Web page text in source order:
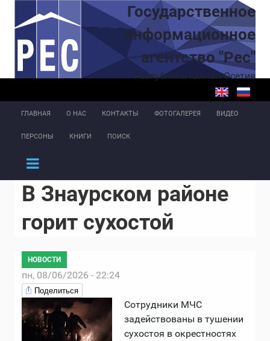
Перейти к основному содержаниюГосударственное
информационное
агентство "Рес"
Республика Южная Осетия
ГЛАВНАЯ О НАС КОНТАКТЫ ФОТОГАЛЕРЕЯ ВИДЕО
ПЕРСОНЫ КНИГИ ПОИСК
В Знаурском районе
горит сухостой
НОВОСТИ
пн, 08/06/2026 - 22:24
Поделиться
Сотрудники МЧС
задействованы в тушении
сухостоя в окрестностях